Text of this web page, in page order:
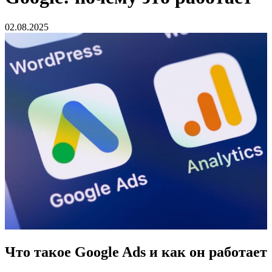
02.08.2025
Что такое Google Ads и как он работает